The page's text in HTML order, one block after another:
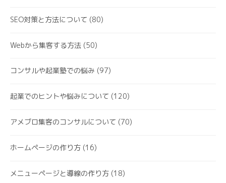
SEO対策と方法について (80)
Webから集客する方法 (50)
コンサルや起業塾での悩み (97)
起業でのヒントや悩みについて (120)
アメブロ集客のコンサルについて (70)
ホームページの作り方 (16)
メニューページと導線の作り方 (18)